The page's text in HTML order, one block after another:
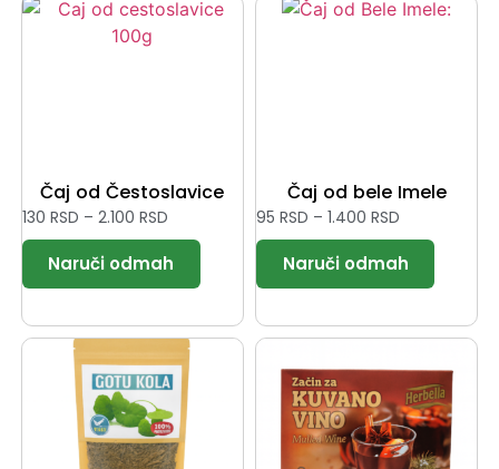
Čaj od Čestoslavice
130 RSD – 2.100 RSD
Čaj od bele Imele
95 RSD – 1.400 RSD